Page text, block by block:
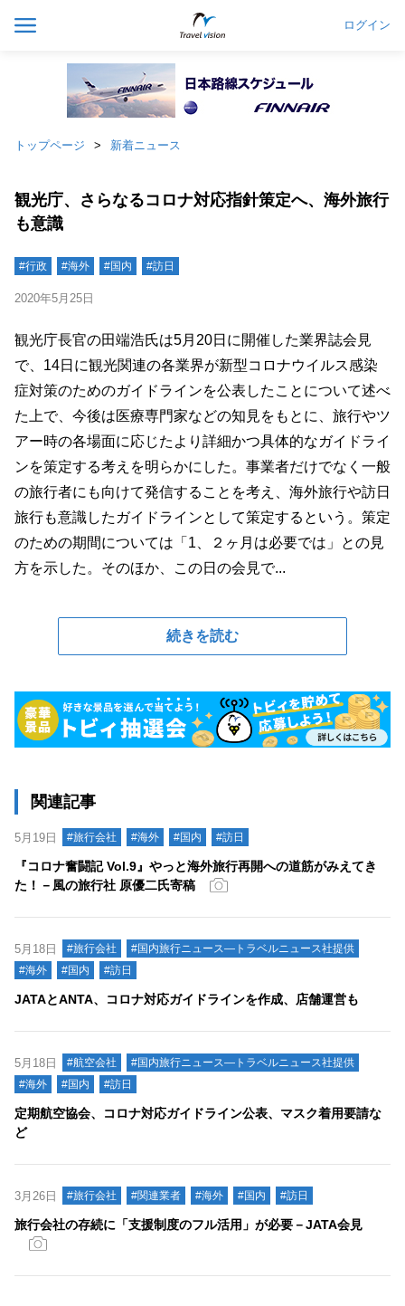
ログイン
トップページ 新着ニュース
観光庁、さらなるコロナ対応指針策定へ、海外旅行
も意識
#行政 #海外 #国内 #訪日
2020年5月25日
観光庁長官の田端浩氏は5月20日に開催した業界誌会見
で、14日に観光関連の各業界が新型コロナウイルス感染
症対策のためのガイドラインを公表したことについて述べ
た上で、今後は医療専門家などの知見をもとに、旅行やツ
アー時の各場面に応じたより詳細かつ具体的なガイドライ
ンを策定する考えを明らかにした。事業者だけでなく一般
の旅行者にも向けて発信することを考え、海外旅行や訪日
旅行も意識したガイドラインとして策定するという。策定
のための期間については「1、２ヶ月は必要では」との見
方を示した。そのほか、この日の会見で...
続きを読む
関連記事
5月19日 #旅行会社 #海外 #国内 #訪日
『コロナ奮闘記 Vol.9』やっと海外旅行再開への道筋がみえてき
た！－風の旅行社 原優二氏寄稿
5月18日 #旅行会社
#国内旅行ニュース―トラベルニュース社提供
#海外
#国内 #訪日
JATAとANTA、コロナ対応ガイドラインを作成、店舗運営も
5月18日 #航空会社
#国内旅行ニュース―トラベルニュース社提供
#海外
#国内 #訪日
定期航空協会、コロナ対応ガイドライン公表、マスク着用要請な
ど
3月26日 #旅行会社 #関連業者 #海外 #国内 #訪日
旅行会社の存続に「支援制度のフル活用」が必要－JATA会見